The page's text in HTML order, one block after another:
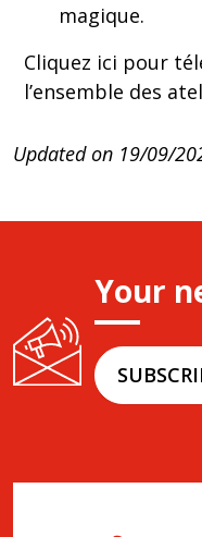
magique.
Cliquez ici pour
l’ensemble des
Updated on 19/09/
Your